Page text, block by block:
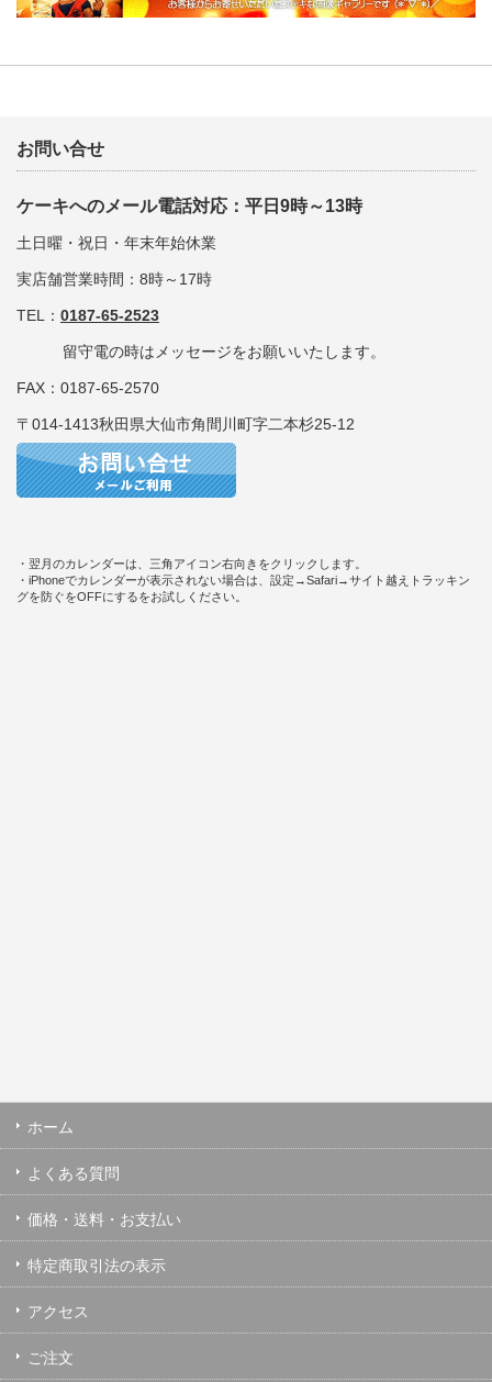
お問い合せ
ケーキへのメール電話対応：平日9時～13時
土日曜・祝日・年末年始休業
実店舗営業時間：8時～17時
TEL： 0187-65-2523
留守電の時はメッセージをお願いいたします。
FAX：0187-65-2570
〒014-1413秋田県大仙市角間川町字二本杉25-12
・翌月のカレンダーは、三角アイコン右向きをクリックします。
・iPhoneでカレンダーが表示されない場合は、設定→Safari→サイト越えトラッキン
グを防ぐをOFFにするをお試しください。
ホーム
よくある質問
価格・送料・お支払い
特定商取引法の表示
アクセス
ご注文